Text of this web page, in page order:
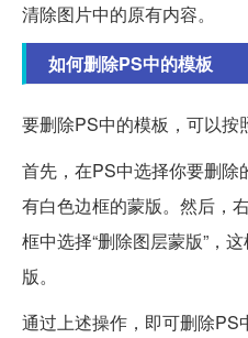
清除图片中的原有内容。
如何删除PS中的模板
要删除PS中的模板，可以按
首先，在PS中选择你要删
有白色边框的蒙版。然后，
框中选择“删除图层蒙版”，
版。
通过上述操作，即可删除PS